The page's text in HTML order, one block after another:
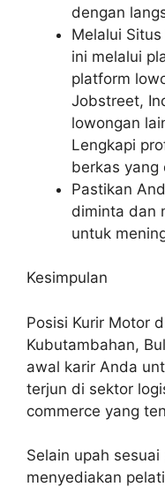
dengan
Melalui
ini melalui
platform
Jobstreet,
lowongan
Lengkapi
berkas yang
Pastikan
diminta dan
untuk
Kesimpulan
Posisi Kurir Motor
Kubutambahan,
awal karir Anda
terjun di sektor
commerce yang
Selain upah
menyediakan